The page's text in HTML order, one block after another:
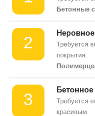
Бетонные
2
Требуется
покрытия.
3
Требуется
красивым.